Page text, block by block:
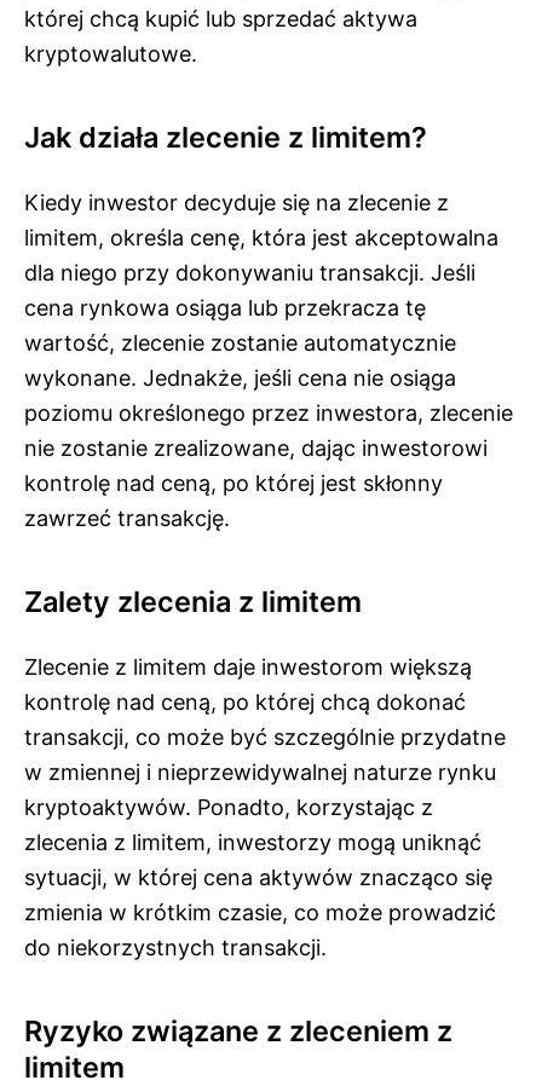
której chcą kupić lub sprzedać aktywa
kryptowalutowe.
Jak działa zlecenie z limitem?
Kiedy inwestor decyduje się na zlecenie z
limitem, określa cenę, która jest akceptowalna
dla niego przy dokonywaniu transakcji. Jeśli
cena rynkowa osiąga lub przekracza tę
wartość, zlecenie zostanie automatycznie
wykonane. Jednakże, jeśli cena nie osiąga
poziomu określonego przez inwestora, zlecenie
nie zostanie zrealizowane, dając inwestorowi
kontrolę nad ceną, po której jest skłonny
zawrzeć transakcję.
Zalety zlecenia z limitem
Zlecenie z limitem daje inwestorom większą
kontrolę nad ceną, po której chcą dokonać
transakcji, co może być szczególnie przydatne
w zmiennej i nieprzewidywalnej naturze rynku
kryptoaktywów. Ponadto, korzystając z
zlecenia z limitem, inwestorzy mogą uniknąć
sytuacji, w której cena aktywów znacząco się
zmienia w krótkim czasie, co może prowadzić
do niekorzystnych transakcji.
Ryzyko związane z zleceniem z
limitem